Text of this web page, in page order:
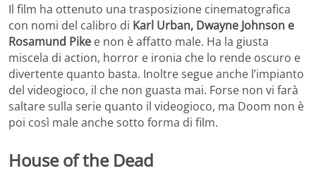
Il film ha ottenuto una trasposizione cinematografica
con nomi del calibro di Karl Urban, Dwayne Johnson e
Rosamund Pike e non è affatto male. Ha la giusta
miscela di action, horror e ironia che lo rende oscuro e
divertente quanto basta. Inoltre segue anche l’impianto
del videogioco, il che non guasta mai. Forse non vi farà
saltare sulla serie quanto il videogioco, ma Doom non è
poi così male anche sotto forma di film.
House of the Dead